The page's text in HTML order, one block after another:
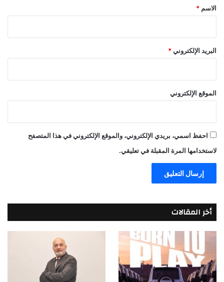
*
الاسم *
البريد الإلكتروني *
الموقع الإلكتروني
احفظ اسمي، بريدي الإلكتروني، والموقع الإلكتروني في هذا المتصفح
لاستخدامها المرة المقبلة في تعليقي.
أخر المقالات